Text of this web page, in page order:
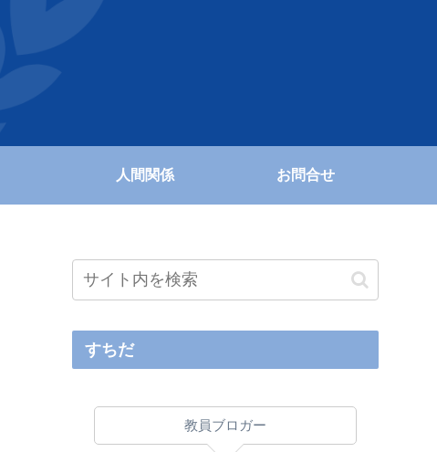
人間関係 お問合せ
すちだ
教員ブロガー